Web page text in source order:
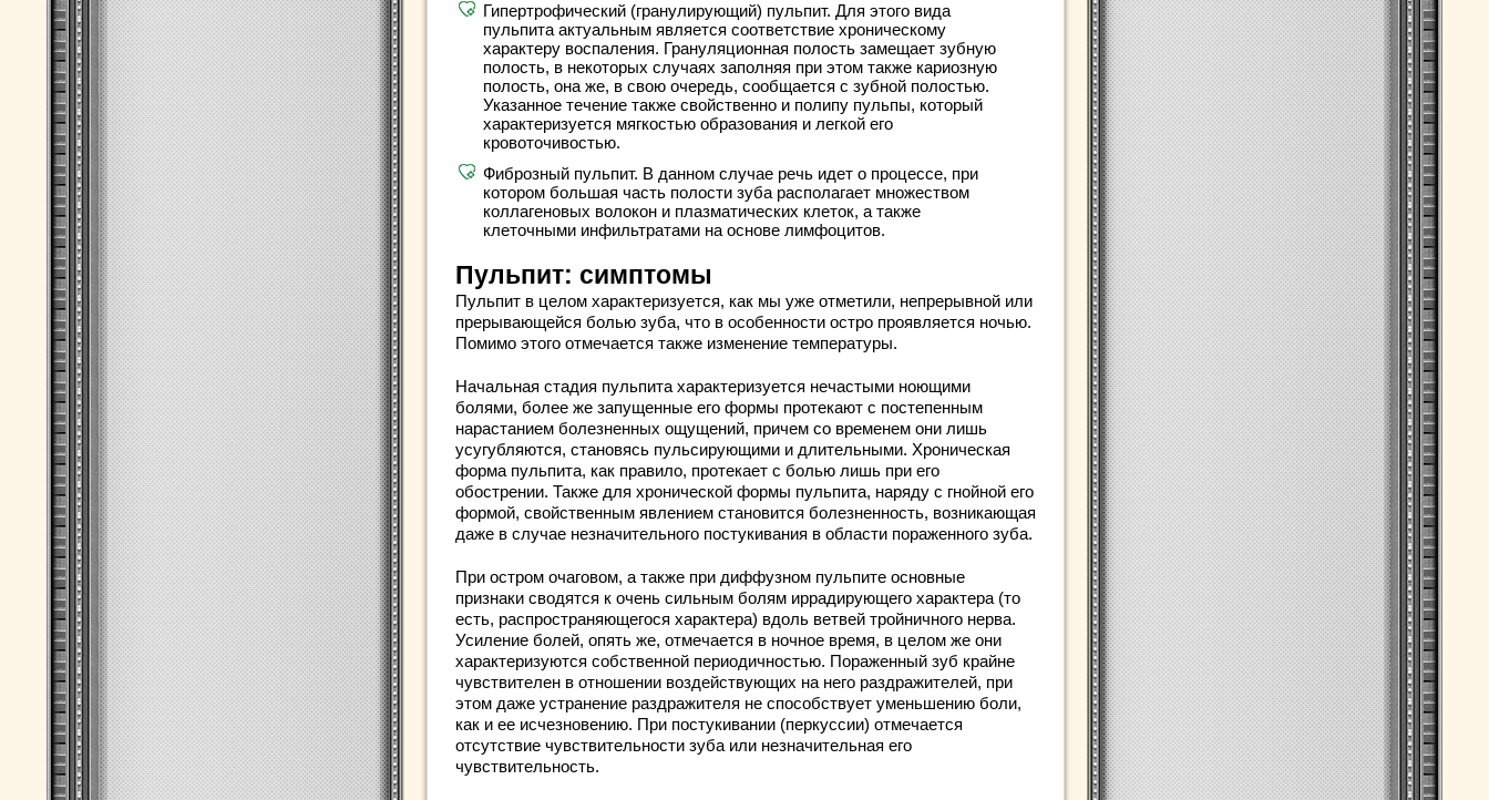
Гипертрофический (гранулирующий) пульпит. Для этого вида
пульпита актуальным является соответствие хроническому
характеру воспаления. Грануляционная полость замещает зубную
полость, в некоторых случаях заполняя при этом также кариозную
полость, она же, в свою очередь, сообщается с зубной полостью.
Указанное течение также свойственно и полипу пульпы, который
характеризуется мягкостью образования и легкой его
кровоточивостью.
Фиброзный пульпит. В данном случае речь идет о процессе, при
котором большая часть полости зуба располагает множеством
коллагеновых волокон и плазматических клеток, а также
клеточными инфильтратами на основе лимфоцитов.
Пульпит: симптомы
Пульпит в целом характеризуется, как мы уже отметили, непрерывной или
прерывающейся болью зуба, что в особенности остро проявляется ночью.
Помимо этого отмечается также изменение температуры.
Начальная стадия пульпита характеризуется нечастыми ноющими
болями, более же запущенные его формы протекают с постепенным
нарастанием болезненных ощущений, причем со временем они лишь
усугубляются, становясь пульсирующими и длительными. Хроническая
форма пульпита, как правило, протекает с болью лишь при его
обострении. Также для хронической формы пульпита, наряду с гнойной его
формой, свойственным явлением становится болезненность, возникающая
даже в случае незначительного постукивания в области пораженного зуба.
При остром очаговом, а также при диффузном пульпите основные
признаки сводятся к очень сильным болям иррадирующего характера (то
есть, распространяющегося характера) вдоль ветвей тройничного нерва.
Усиление болей, опять же, отмечается в ночное время, в целом же они
характеризуются собственной периодичностью. Пораженный зуб крайне
чувствителен в отношении воздействующих на него раздражителей, при
этом даже устранение раздражителя не способствует уменьшению боли,
как и ее исчезновению. При постукивании (перкуссии) отмечается
отсутствие чувствительности зуба или незначительная его
чувствительность.